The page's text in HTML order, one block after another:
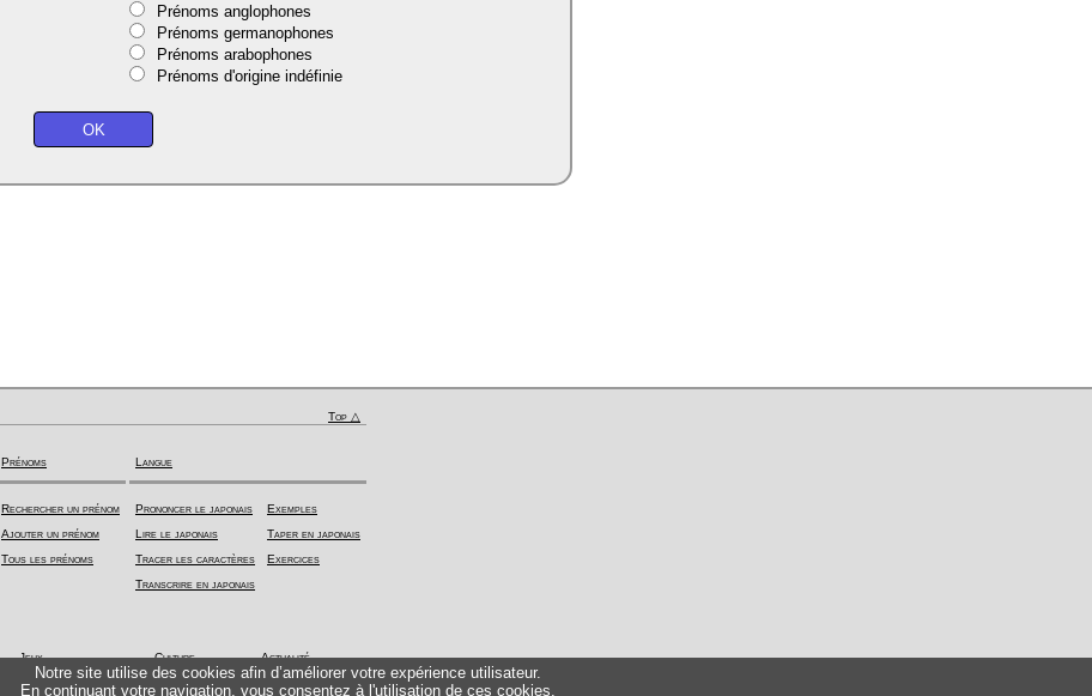
Prénoms anglophones
Prénoms germanophones
Prénoms arabophones
Prénoms d'origine indéfinie
Notre site utilise des cookies afin d’améliorer votre expérience utilisateur.
En continuant votre navigation, vous consentez à l'utilisation de ces cookies.
Top △
Prénoms
Rechercher un prénom
Ajouter un prénom
Tous les prénoms
Langue
Prononcer le japonais
Lire le japonais
Tracer les caractères
Transcrire en japonais
Exemples
Taper en japonais
Exercices
Jeux Culture Actualité